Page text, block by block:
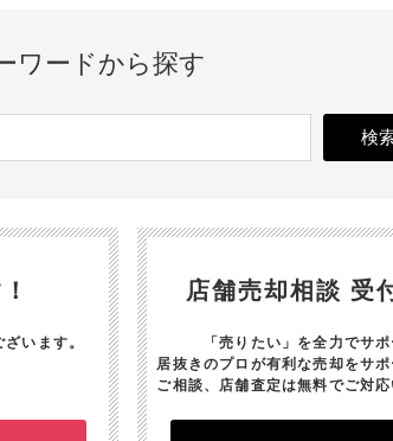
ワードから探す
います。
店舗売却相談 受
「売りたい」を全力でサポ
居抜きのプロが有利な売却をサポ
ご相談、店舗査定は無料でご対応